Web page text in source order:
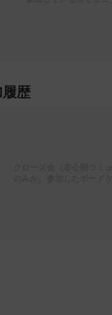
歴